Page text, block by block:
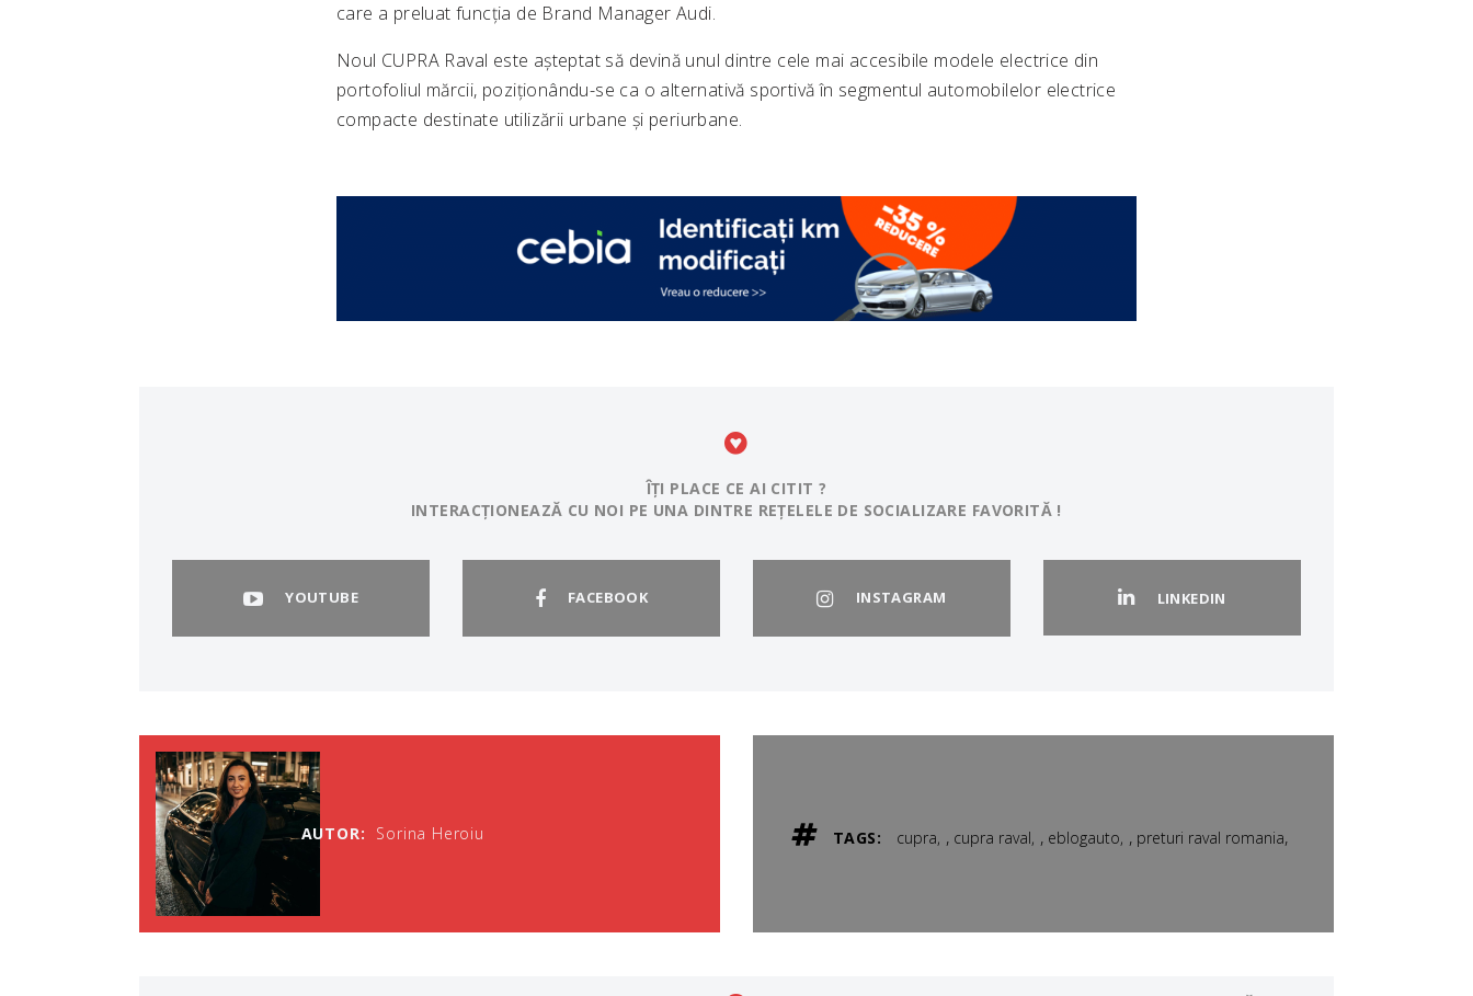
care a preluat funcția de Brand Manager Audi.
Noul CUPRA Raval este așteptat să devină unul dintre cele mai accesibile modele electrice din
portofoliul mărcii, poziționându-se ca o alternativă sportivă în segmentul automobilelor electrice
compacte destinate utilizării urbane și periurbane.
ÎȚI PLACE CE AI CITIT ?
INTERACȚIONEAZĂ CU NOI PE UNA DINTRE REȚELELE DE SOCIALIZARE FAVORITĂ !
YOUTUBE FACEBOOK INSTAGRAM LINKEDIN
AUTOR: Sorina Heroiu TAGS: cupra , cupra raval , eblogauto , preturi raval romania,